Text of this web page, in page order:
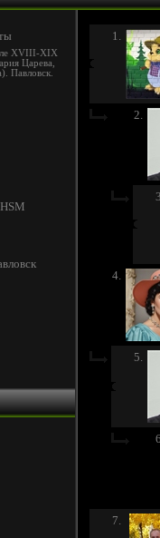
XVIII-XIX
Царева,
Павловск.
1.
2.
4.
5.
7.